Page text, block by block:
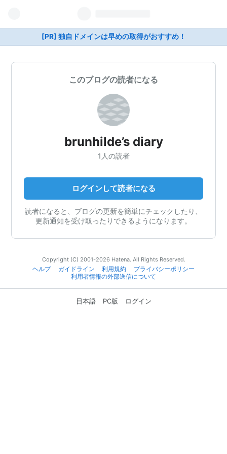
[PR] 独自ドメインは早めの取得がおすすめ！
このブログの読者になる
brunhilde’s diary
1人の読者
ログインして読者になる
読者になると、ブログの更新を簡単にチェックしたり、
更新通知を受け取ったりできるようになります。
Copyright (C) 2001-2026 Hatena. All Rights Reserved.
ヘルプ
ガイドライン 利用規約
プライバシーポリシー
利用者情報の外部送信について
日本語 PC版 ログイン